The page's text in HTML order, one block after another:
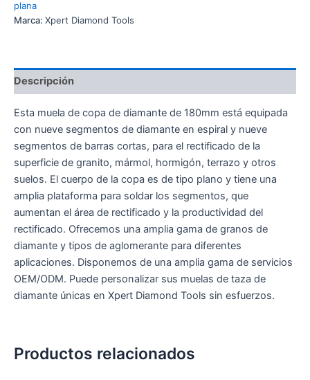
plana
Marca: Xpert Diamond Tools
Descripción
Esta muela de copa de diamante de 180mm está equipada
con nueve segmentos de diamante en espiral y nueve
segmentos de barras cortas, para el rectificado de la
superficie de granito, mármol, hormigón, terrazo y otros
suelos. El cuerpo de la copa es de tipo plano y tiene una
amplia plataforma para soldar los segmentos, que
aumentan el área de rectificado y la productividad del
rectificado. Ofrecemos una amplia gama de granos de
diamante y tipos de aglomerante para diferentes
aplicaciones. Disponemos de una amplia gama de servicios
OEM/ODM. Puede personalizar sus muelas de taza de
diamante únicas en Xpert Diamond Tools sin esfuerzos.
Productos relacionados